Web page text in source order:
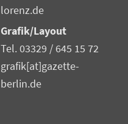
lorenz.de
Grafik/Layout
Tel. 03329 / 645 15 72
grafik[at]gazette-
berlin.de